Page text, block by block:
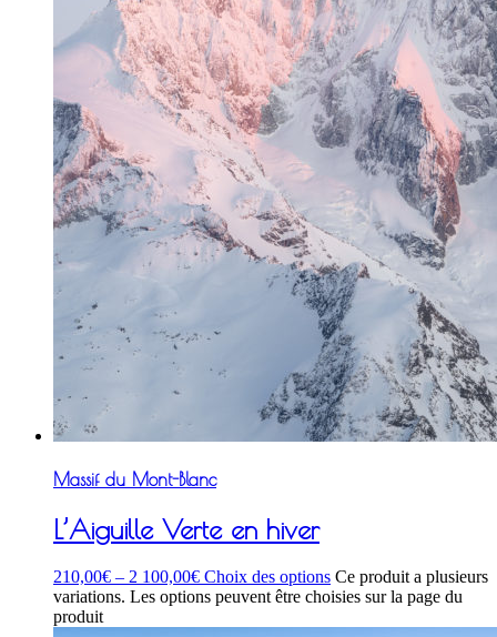
Massif du Mont-Blanc
L’Aiguille Verte en hiver
210,00€ – 2 100,00€ Choix des options Ce produit a plusieurs
variations. Les options peuvent être choisies sur la page du
produit